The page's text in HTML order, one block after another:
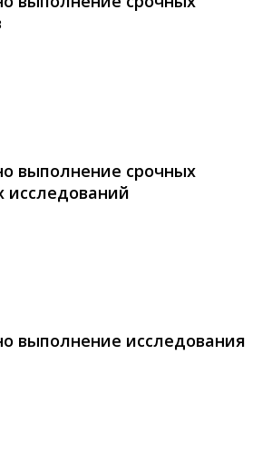
выполнение срочных
исследований
выполнение исследования